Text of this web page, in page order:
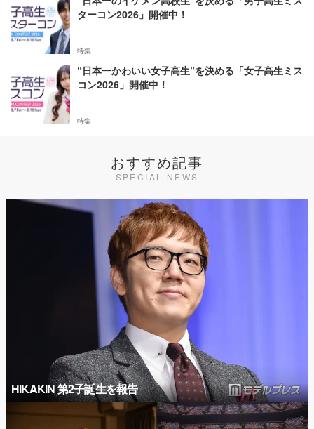
ターコン2026」開催中！
特集
“日本一かわいい女子高生”を決める「女子高生ミス
コン2026」開催中！
特集
おすすめ記事
SPECIAL NEWS
HIKAKIN 第2子誕生を報告